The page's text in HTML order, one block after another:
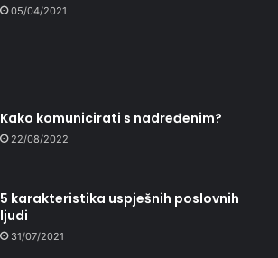
05/04/2021
Kako komunicirati s nadređenim?
22/08/2022
5 karakteristika uspješnih poslovnih
ljudi
31/07/2021